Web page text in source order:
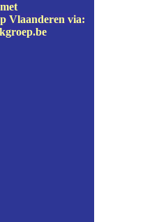
Vlaanderen via: